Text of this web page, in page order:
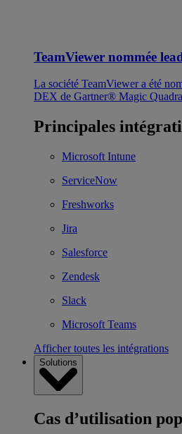
TeamViewer nommée
La société TeamViewer a été
DEX de Gartner® Magic
Principales
Microsoft Intune
ServiceNow
Freshworks
Jira
Salesforce
Zendesk
Slack
Microsoft Teams
Afficher toutes les intégrations
Solutions
Cas d’utilisation